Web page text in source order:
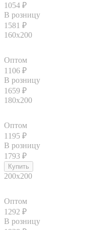
1054 ₽
В розницу
1581 ₽
160x200
Оптом
1106 ₽
В розницу
1659 ₽
180x200
Оптом
1195 ₽
В розницу
1793 ₽
200x200
Оптом
1292 ₽
В розницу